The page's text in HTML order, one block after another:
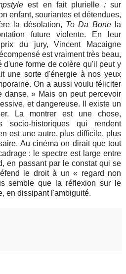
est en fait plurielle :sur
enfant, souriantes et détendues,
la désolation, To Da Bonela
future violente. En leur
du jury, Vincent Macaigne
est vraiment très beau,
d'une forme de colère qu'il peut y
une sorte d'énergie à nos yeux
On a aussi voulu féliciter
danse. » Mais on peut percevoir
et dangereuse. Il existe un
La montrer est une chose,
socio-historiques qui rendent
est une autre, plus difficile, plus
Au cinéma on dirait que tout
: le spectre est large entre
en passant par le constat qui se
le droit à un « regard non
semble que la réflexion sur le
en dissipant l'ambiguité.